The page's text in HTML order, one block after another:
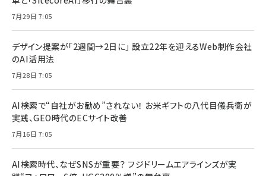
7月29日 7:05
デザイン提案が「2週間→2日に」 設立22年を迎えるWeb制作会社
のAI活用法
7月28日 7:05
AI検索で“自社がお勧め”されない！ お米ギフトの八代目儀兵衛が
実践、GEO時代のECサイト改善
7月16日 7:05
AI検索時代、なぜSNSが重要？ フジドリームエアラインズが実